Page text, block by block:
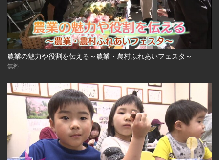
農業の魅力や役割を伝える～農業・農村ふれあいフェスタ～
無料